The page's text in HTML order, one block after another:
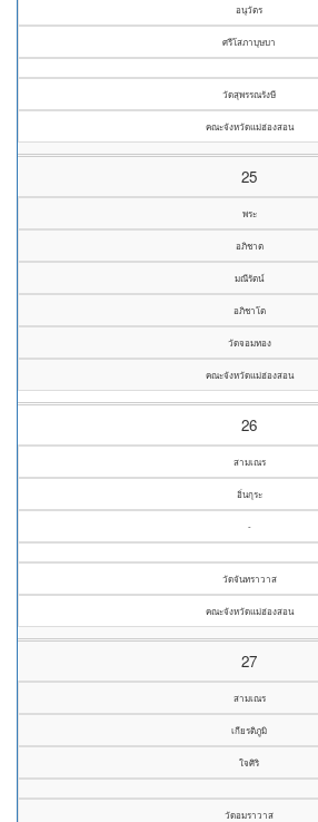
อนุวัตร
ศรีโสภาบุษบา
วัดสุพรรณรังษี
คณะจังหวัดแม่ฮ่องสอน
25
พระ
อภิชาต
มณีรัตน์
อภิชาโต
วัดจอมทอง
คณะจังหวัดแม่ฮ่องสอน
26
สามเณร
อิ่นกุระ
-
วัดจันทราวาส
คณะจังหวัดแม่ฮ่องสอน
27
สามเณร
เกียรติภูมิ
ใจศิริ
วัดอมราวาส